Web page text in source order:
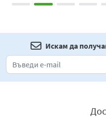
Искам да